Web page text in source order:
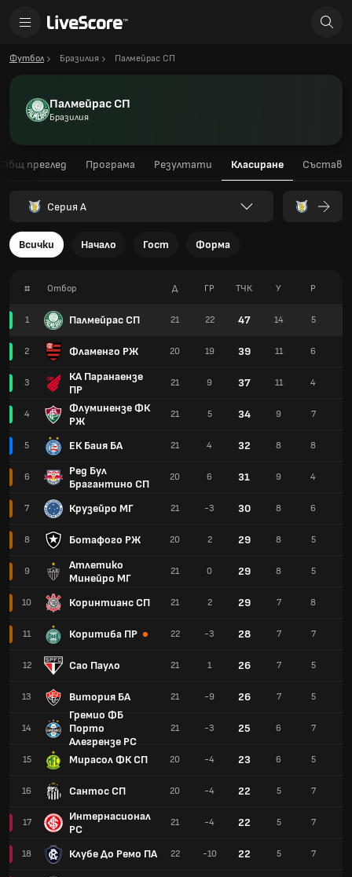
Футбол Бразилия Палмейрас СП
Палмейрас СП
Бразилия
Общ преглед Програма Резултати Класиране Състав
Серия А
Всички Начало Гост Форма
# Отбор
1 Палмейрас СП
2 Фламенго РЖ
3
КА Паранаензе
ПР
4
Флуминензе ФК
РЖ
5 ЕК Баия БА
6
Ред Бул
Брагантино СП
7 Крузейро МГ
8 Ботафого РЖ
9
Атлетико
Минейро МГ
10 Коринтианс СП
11 Коритиба ПР
12 Сао Пауло
13 Витория БА
14
Гремио ФБ
Порто
Алегрензе РС
15 Мирасол ФК СП
16 Сантос СП
17
Интернасионал
РС
18 Клубе До Ремо ПА
Д ГР TЧК У Р
21 22 47 14 5
20 19 39 11 6
21 9 37 11 4
21 5 34 9 7
21 4 32 8 8
20 6 31 9 4
21 -3 30 8 6
20 2 29 8 5
21 0 29 8 5
21 2 29 7 8
22 -3 28 7 7
21 1 26 7 5
21 -9 26 7 5
21 -3 25 6 7
20 -4 23 6 5
20 -4 22 5 7
21 -4 22 5 7
22 -10 22 5 7